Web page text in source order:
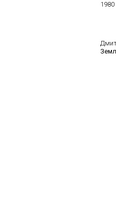
1980